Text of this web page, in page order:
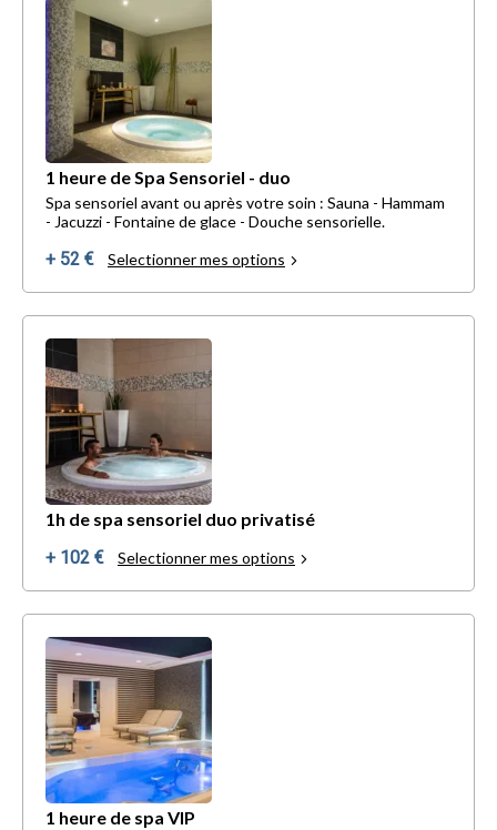
1 heure de Spa Sensoriel - duo
Spa sensoriel avant ou après votre soin : Sauna - Hammam
- Jacuzzi - Fontaine de glace - Douche sensorielle.
+ 52 € Selectionner mes options
1h de spa sensoriel duo privatisé
+ 102 €
Selectionner mes options
1 heure de spa VIP